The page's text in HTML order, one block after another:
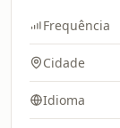
Frequência
Cidade
Idioma